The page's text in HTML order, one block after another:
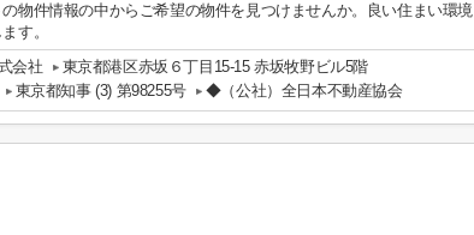
物件情報の中からご希望の物件を見つけませんか。良い住まい環境
す。
会社
東京都港区赤坂６丁目15-15 赤坂牧野ビル5階
東京都知事 (3) 第98255号 ◆（公社）全日本不動産協会